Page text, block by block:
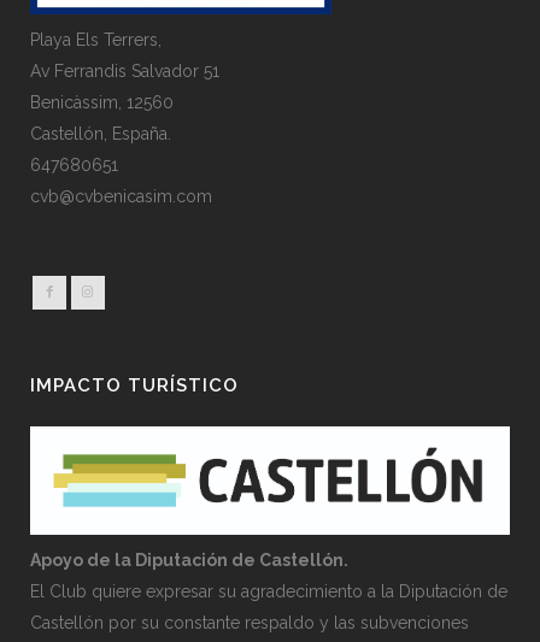
Playa Els Terrers,
Av Ferrandis Salvador 51
Benicàssim, 12560
Castellón, España.
647680651
cvb@cvbenicasim.com
IMPACTO TURÍSTICO
Apoyo de la Diputación de Castellón.
El Club quiere expresar su agradecimiento a la Diputación de
Castellón por su constante respaldo y las subvenciones